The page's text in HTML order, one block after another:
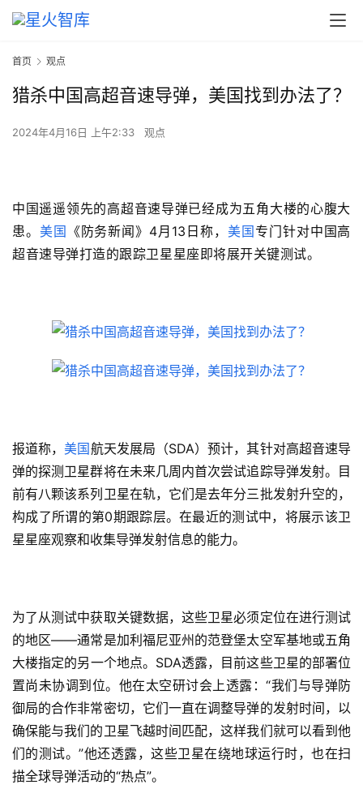
首页 观点
猎杀中国高超音速导弹，美国找到办法了？
2024年4月16日 上午2:33 观点
中 国遥遥领先的高超音速导弹已经成为五角大楼的心腹大
患。 美国 《防务新闻》 4月 13 日称，美国专门针对中国高
超音速导弹打造的跟踪卫星星座即将展开关键测试。
报道称，美国航天发展局（SDA）预计，其针对高超音速导
弹的探测卫星群将在未来几周内首次尝试追踪导弹发射。目
前有八颗该系列卫星在轨，它们是去年分三批发射升空的，
构成了所谓的第0期跟踪层。在最近的测试中，将展示该卫
星星座观察和收集导弹发射信息的能力。
为了从测试中获取关键数据，这些卫星必须定位在进行测试
的地区——通常是加利福尼亚州的范登堡太空军基地或五角
大楼指定的另一个地点。SDA透露，目前这些卫星的部署位
置尚未协调到位。他在太空研讨会上透露：“我们与导弹防
御局的合作非常密切，它们一直在调整导弹的发射时间，以
确保能与我们的卫星飞越时间匹配，这样我们就可以看到他
们的测试。”他还透露，这些卫星在绕地球运行时，也在扫
描全球导弹活动的“热点”。